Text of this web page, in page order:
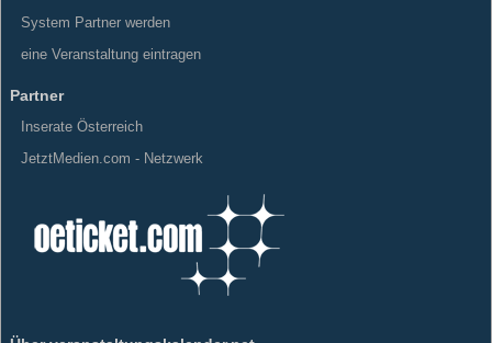
System Partner werden
eine Veranstaltung eintragen
Partner
Inserate Österreich
JetztMedien.com - Netzwerk